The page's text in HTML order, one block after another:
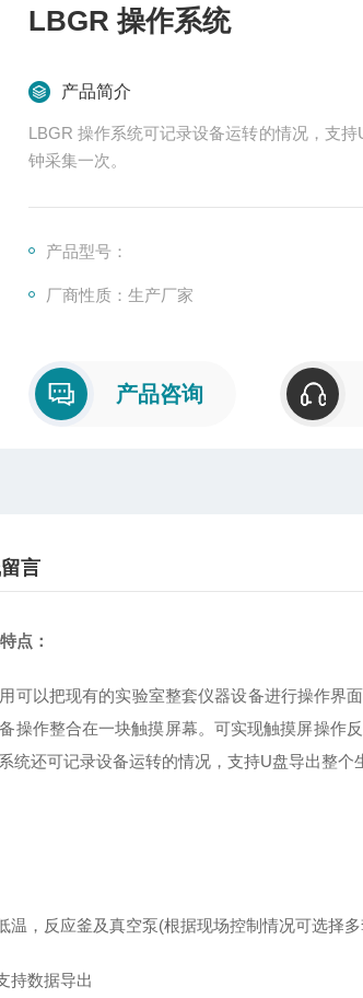
LBGR 操作系统
产品简介
LBGR 操作系统可记录设备运转的情况，支
钟采集一次。
产品型号：
厂商性质：生产厂家
产品咨询
言
点：
可以把现有的实验室整套仪器设备进行操作界
操作整合在一块触摸屏幕。可实现触摸屏操作
统还可记录设备运转的情况，支持U盘导出整个
温，反应釜及真空泵(根据现场控制情况可选择
持数据导出